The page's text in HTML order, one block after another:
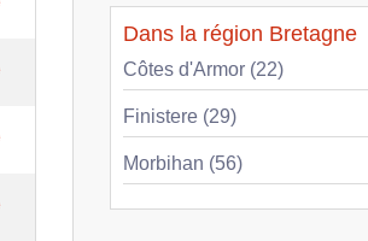
Dans la région Bretagne
Côtes d'Armor (22)
Finistere (29)
Morbihan (56)